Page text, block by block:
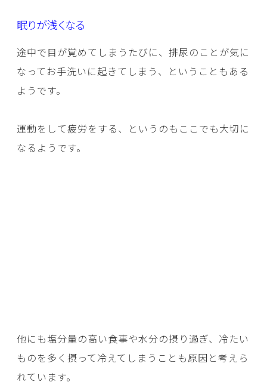
眠りが浅くなる
途中で目が覚めてしまうたびに、排尿のことが気に
なってお手洗いに起きてしまう、ということもある
ようです。
運動をして疲労をする、というのもここでも大切に
なるようです。
他にも塩分量の高い食事や水分の摂り過ぎ、冷たい
ものを多く摂って冷えてしまうことも原因と考えら
れています。